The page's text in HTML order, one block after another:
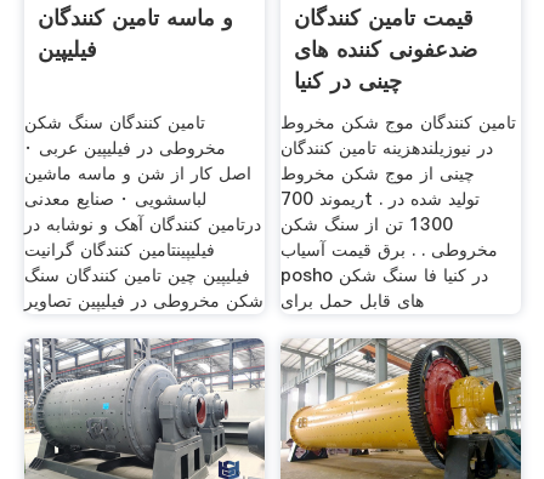
و ماسه تامین کنندگان
فیلیپین
تامین کنندگان سنگ شکن
مخروطی در فیلیپین عربی ·
اصل کار از شن و ماسه ماشین
لباسشویی · صنایع معدنی
درتامین کنندگان آهک و نوشابه در
فیلیپینتامین کنندگان گرانیت
فیلیپین چین تامین کنندگان سنگ
شکن مخروطی در فیلیپین تصاویر
قیمت تامین کنندگان
ضدعفونی کننده های
چینی در کنیا
تامین کنندگان موج شکن مخروط
در نیوزیلندهزینه تامین کنندگان
چینی از موج شکن مخروط
ریموند 700t تولید شده در .
1300 تن از سنگ شکن
مخروطی . . برق قیمت آسیاب
posho در کنیا فا سنگ شکن
های قابل حمل برای